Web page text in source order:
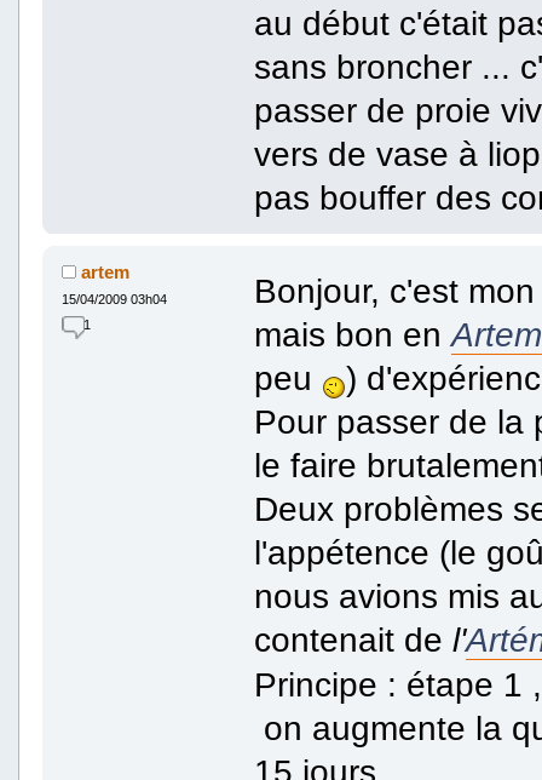
au début c'était
sans broncher ...
passer de proie
vers de vase à
pas bouffer des
artem
15/04/2009 03h04
1
Bonjour, c'est
mais bon en
peu
)
Pour passer de la
le faire
Deux problèmes
l'appétence (le
nous avions mis
contenait de l'
Principe : étape 1
on augmente la
15 jours